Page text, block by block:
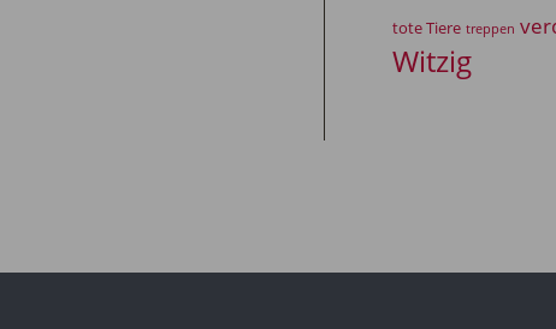
tote Tiere treppen
Witzig